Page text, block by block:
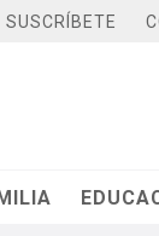
SUSCRÍBETE